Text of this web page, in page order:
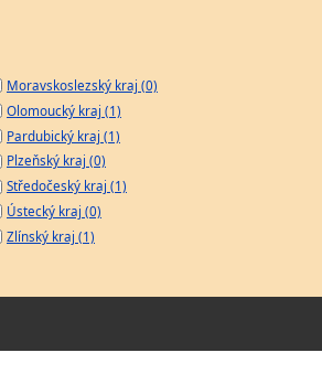
Moravskoslezský kraj (0)
Olomoucký kraj (1)
Pardubický kraj (1)
Plzeňský kraj (0)
Středočeský kraj (1)
Ústecký kraj (0)
Zlínský kraj (1)